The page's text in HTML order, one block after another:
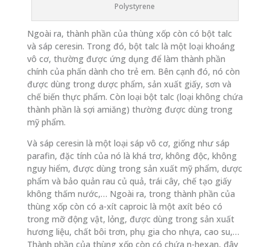
Polystyrene
Ngoài ra, thành phần của thùng xốp còn có bột talc
và sáp ceresin. Trong đó, bột talc là một loại khoáng
vô cơ, thường được ứng dụng để làm thành phần
chính của phấn dành cho trẻ em. Bên cạnh đó, nó còn
được dùng trong dược phẩm, sản xuất giấy, sơn và
chế biến thực phẩm. Còn loại bột talc (loại không chứa
thành phần là sợi amiăng) thường được dùng trong
mỹ phẩm.
Và sáp ceresin là một loại sáp vô cơ, giống như sáp
parafin, đặc tính của nó là khá trơ, không độc, không
nguy hiểm, được dùng trong sản xuất mỹ phẩm, dược
phẩm và bảo quản rau củ quả, trái cây, chế tạo giấy
không thấm nước,… Ngoài ra, trong thành phần của
thùng xốp còn có a-xít caproic là một axít béo có
trong mỡ động vật, lỏng, được dùng trong sản xuất
hương liệu, chất bôi trơn, phụ gia cho nhựa, cao su,…
Thành phần của thùng xốp còn có chứa n-hexan, đây